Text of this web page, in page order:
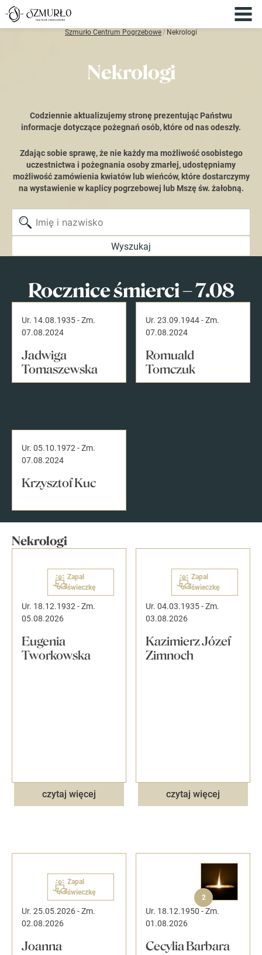
Szmurło Centrum Pogrzebowe / Nekrologi
Nekrologi
Codziennie aktualizujemy stronę prezentując Państwu
informacje dotyczące pożegnań osób, które od nas odeszły.
Zdając sobie sprawę, że nie każdy ma możliwość osobistego
uczestnictwa i pożegnania osoby zmarłej, udostępniamy
możliwość zamówienia kwiatów lub wieńców, które dostarczymy
na wystawienie w kaplicy pogrzebowej lub Mszę św. żałobną.
Wyszukaj
Rocznice śmierci – 7.08
Ur. 14.08.1935-Zm.
07.08.2024
Jadwiga
Tomaszewska
Ur. 23.09.1944-Zm.
07.08.2024
Romuald
Tomczuk
Ur. 05.10.1972 -Zm.
07.08.2024
Krzysztof Kuc
Nekrologi
Zapal
świeczkę
Ur. 18.12.1932 -Zm.
05.08.2026
Eugenia
Tworkowska
czytaj więcej
Zapal
świeczkę
Ur. 04.03.1935-Zm.
03.08.2026
Kazimierz Józef
Zimnoch
czytaj więcej
Zapal
świeczkę
Ur. 25.05.2026-Zm.
02.08.2026
Joanna
2
Ur. 18.12.1950 -Zm.
01.08.2026
Cecylia Barbara